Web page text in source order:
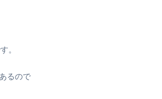
。
るので